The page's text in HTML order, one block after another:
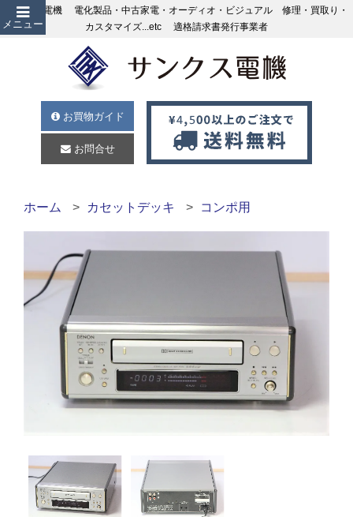
メニュー
サンクス電機 電化製品・中古家電・オーディオ・ビジュアル 修理・買取り・
カスタマイズ...etc 適格請求書発行事業者
お買物ガイド
お問合せ
ホーム カセットデッキ コンポ用